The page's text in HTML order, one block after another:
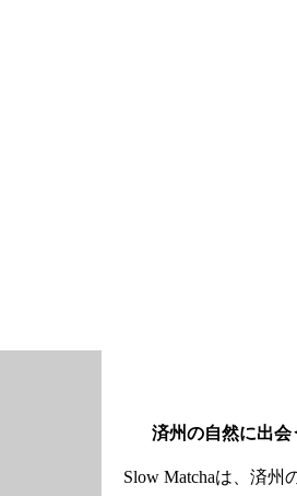
済州の自然に出会
Slow Matchaは、済州